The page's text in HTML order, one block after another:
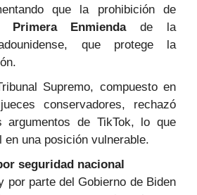
que la prohibición de
Primera Enmiendade la
que protege la
Supremo, compuesto en
conservadores, rechazó
argumentos de TikTok, lo que
en una posición vulnerable.
seguridad nacional
por parte del Gobierno de Biden